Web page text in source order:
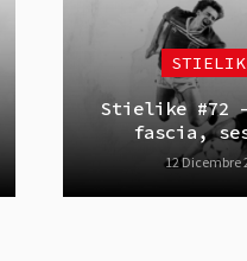
Stielike #72
fascia,
12 Dicembre